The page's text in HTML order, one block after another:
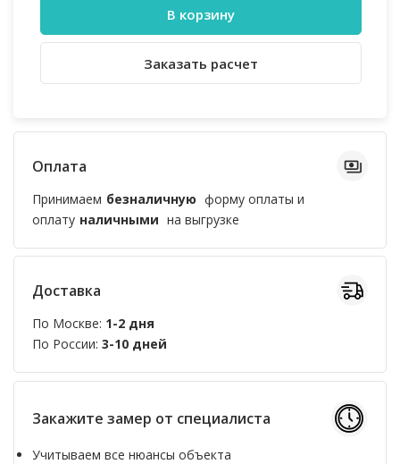
В корзину
Заказать расчет
Оплата
Принимаем безналичную форму оплаты и
оплату наличными на выгрузке
Доставка
По Москве: 1-2 дня
По России: 3-10 дней
Закажите замер от специалиста
Учитываем все нюансы объекта